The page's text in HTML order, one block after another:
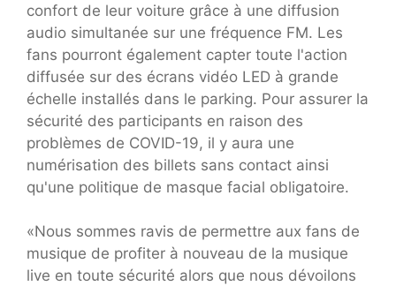
confort de leur voiture grâce à une diffusion
audio simultanée sur une fréquence FM. Les
fans pourront également capter toute l'action
diffusée sur des écrans vidéo LED à grande
échelle installés dans le parking. Pour assurer la
sécurité des participants en raison des
problèmes de COVID-19, il y aura une
numérisation des billets sans contact ainsi
qu'une politique de masque facial obligatoire.
«Nous sommes ravis de permettre aux fans de
musique de profiter à nouveau de la musique
live en toute sécurité alors que nous dévoilons